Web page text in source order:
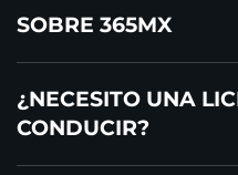
SOBRE 365MX
¿NECESITO UNA
CONDUCIR?